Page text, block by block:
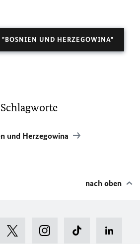
UND HERZEGOWINA"
Schlagworte
und Herzegowina
nach oben